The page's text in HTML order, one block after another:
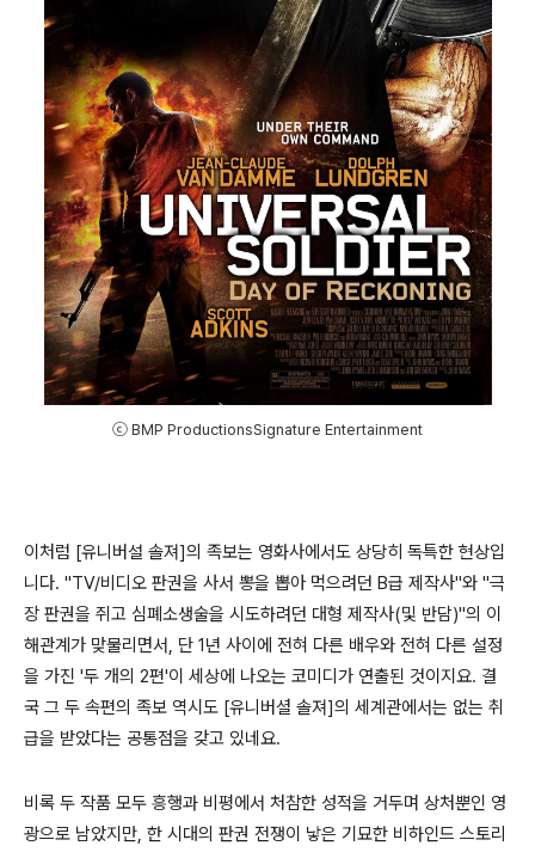
ⓒ BMP ProductionsSignature Entertainment
이처럼 [유니버설 솔져]의 족보는 영화사에서도 상당히 독특한 현상입
니다. "TV/비디오 판권을 사서 뽕을 뽑아 먹으려던 B급 제작사"와 "극
장 판권을 쥐고 심폐소생술을 시도하려던 대형 제작사(및 반담)"의 이
해관계가 맞물리면서, 단 1년 사이에 전혀 다른 배우와 전혀 다른 설정
을 가진 '두 개의 2편'이 세상에 나오는 코미디가 연출된 것이지요. 결
국 그 두 속편의 족보 역시도 [유니버셜 솔져]의 세계관에서는 없는 취
급을 받았다는 공통점을 갖고 있네요.
비록 두 작품 모두 흥행과 비평에서 처참한 성적을 거두며 상처뿐인 영
광으로 남았지만, 한 시대의 판권 전쟁이 낳은 기묘한 비하인드 스토리